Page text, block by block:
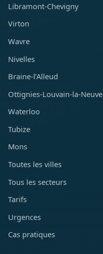
Libramont-Chevigny
Virton
Wavre
Nivelles
Braine-l’Alleud
Ottignies-Louvain-la-Neuve
Waterloo
Tubize
Mons
Toutes les villes
Tous les secteurs
Tarifs
Urgences
Cas pratiques